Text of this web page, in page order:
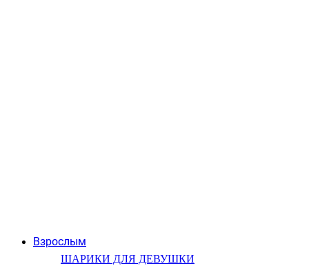
Взрослым
ШАРИКИ ДЛЯ ДЕВУШКИ